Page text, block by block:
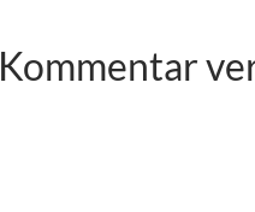
Kommentar